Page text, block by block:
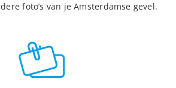
foto’s van je Amsterdamse gevel.